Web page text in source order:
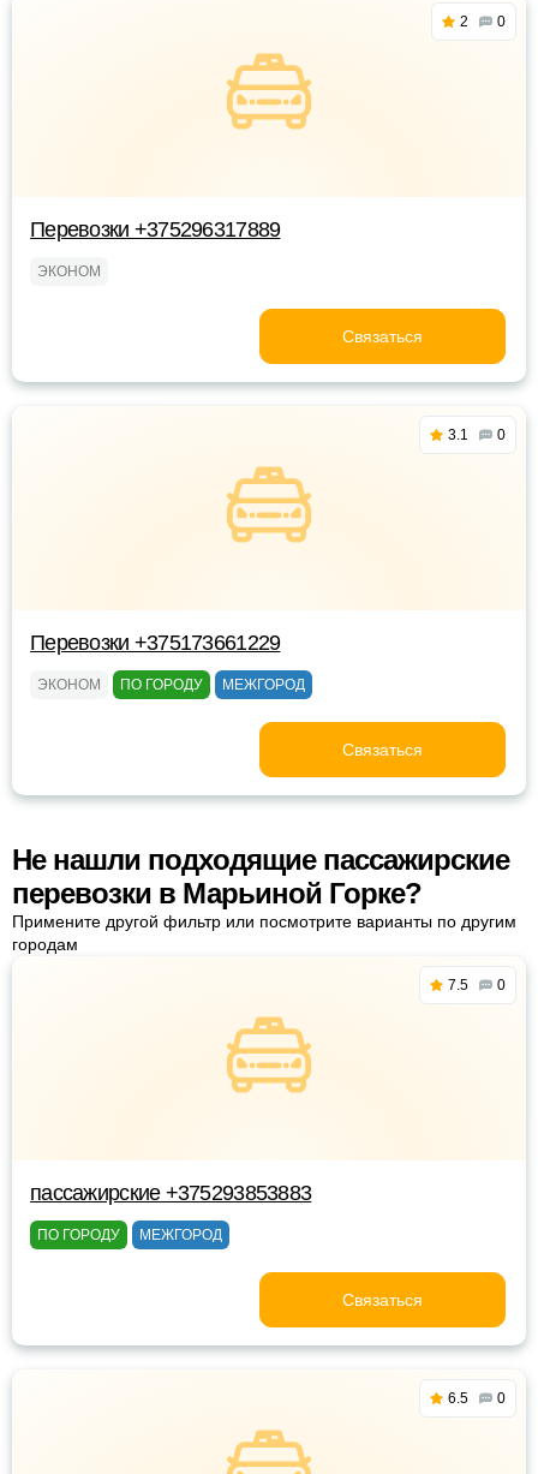
2 0
Перевозки +375296317889
ЭКОНОМ
Связаться
3.1 0
Перевозки +375173661229
ЭКОНОМ ПО ГОРОДУ МЕЖГОРОД
Связаться
Не нашли подходящие пассажирские
перевозки в Марьиной Горке?
Примените другой фильтр или посмотрите варианты по другим
городам
7.5 0
пассажирские +375293853883
ПО ГОРОДУ МЕЖГОРОД
Связаться
6.5 0